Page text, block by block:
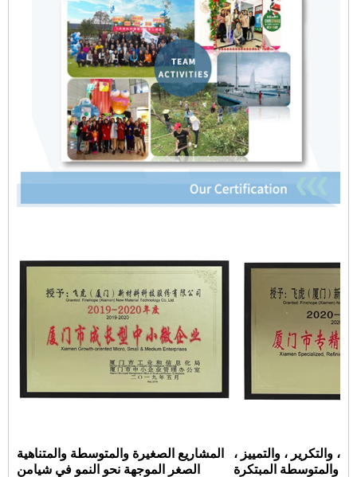
المشاريع الصغيرة والمتوسطة والمتناهية
الصغر الموجهة نحو النمو في شيامن
والتكرير ، والتمييز ،
والمتوسطة المبتكرة